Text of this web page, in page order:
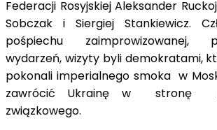
Federacji Rosyjskiej Aleksander
Sobczak i Siergiej Stankiewicz.
pośpiechu zaimprowizowanej,
wydarzeń, wizyty byli demokratami,
pokonali imperialnego smoka w
zawrócić Ukrainę w stronę
związkowego.